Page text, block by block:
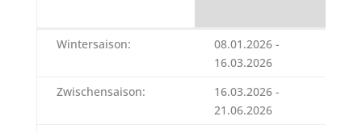
Zeitraum
Wintersaison:
08.01.2026 -
16.03.2026
Zwischensaison:
16.03.2026 -
21.06.2026